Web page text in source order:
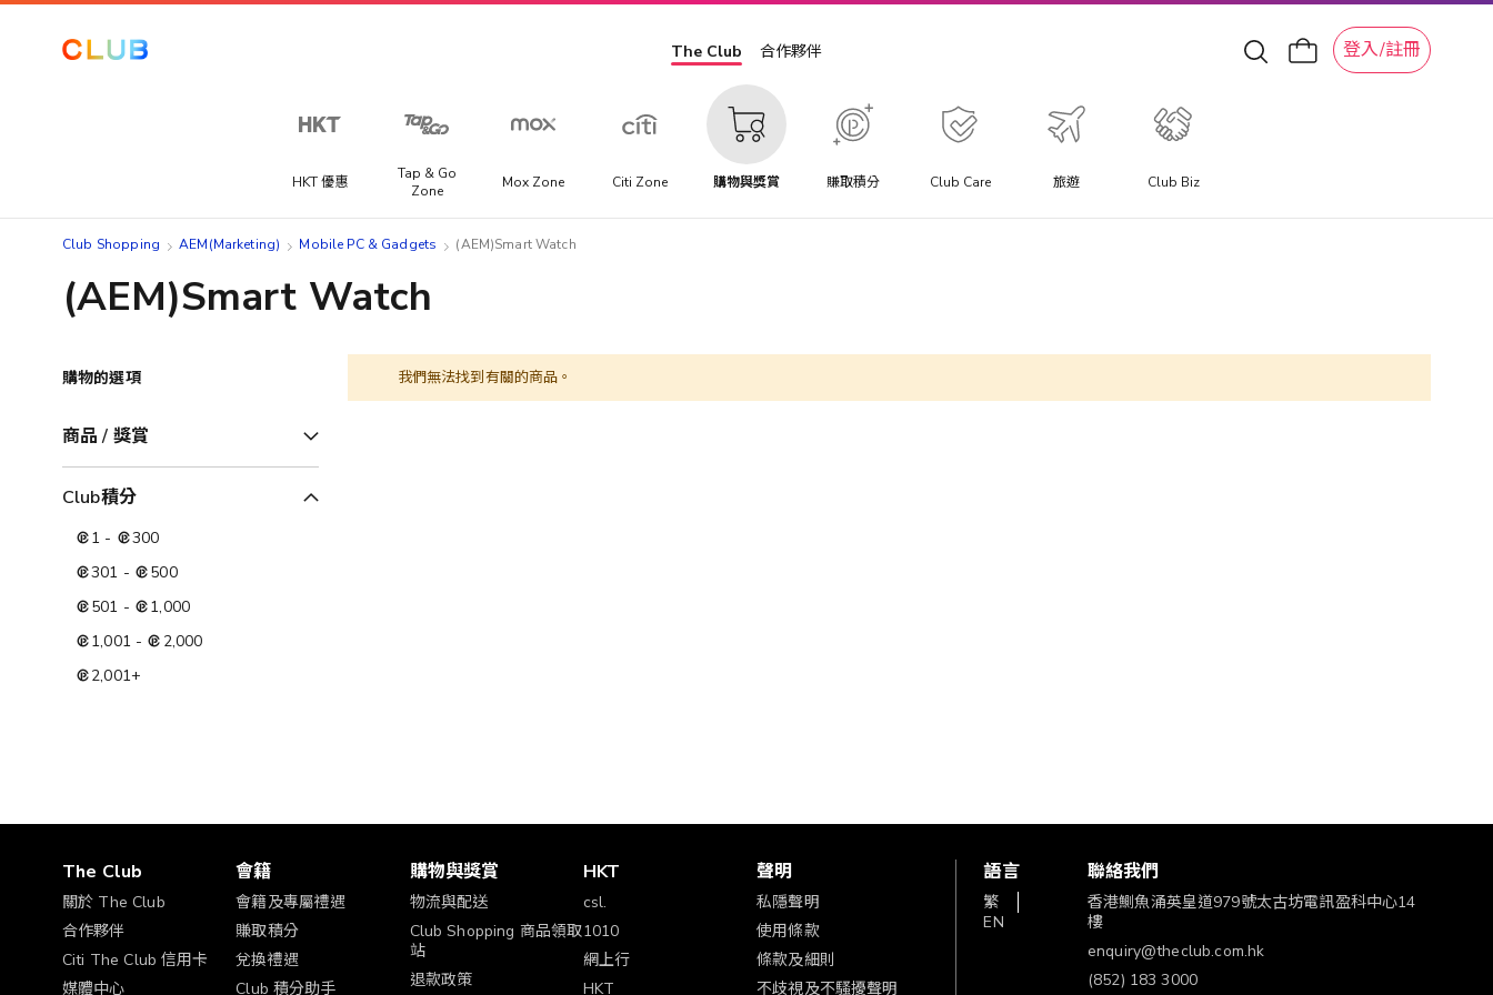
The Club 合作夥伴 登入/註冊
HKT 優惠
Tap & Go
Zone
Mox Zone Citi Zone 購物與獎賞 賺取積分 Club Care 旅遊 Club Biz
Club Shopping AEM(Marketing) Mobile PC & Gadgets (AEM)Smart Watch
(AEM)Smart Watch
我們無法找到有關的商品。
購物的選項
商品 / 獎賞
Club積分
1 -
300
301 -
500
501 -
1,000
1,001 -
2,000
2,001+
The Club
關於 The Club
合作夥伴
Citi The Club 信用卡
媒體中心
會籍
會籍及專屬禮遇
賺取積分
兌換禮遇
Club 積分助手
購物與獎賞
物流與配送
Club Shopping 商品領取
站
退款政策
HKT
csl.
1010
網上行
HKT
聲明
私隱聲明
使用條款
條款及細則
不歧視及不騷擾聲明
語言
繁
EN
聯絡我們
香港鰂魚涌英皇道979號太古坊電訊盈科中心14
樓
enquiry@theclub.com.hk
(852) 183 3000